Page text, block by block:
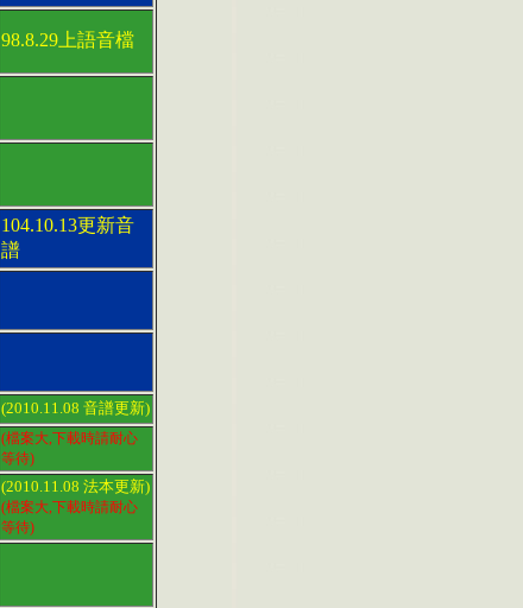
98.8.29上語音檔
104.10.13更新音
譜
(2010.11.08 音譜更新)
(檔案大,下載時請耐心
等待)
(2010.11.08 法本更新)
(檔案大,下載時請耐心
等待)